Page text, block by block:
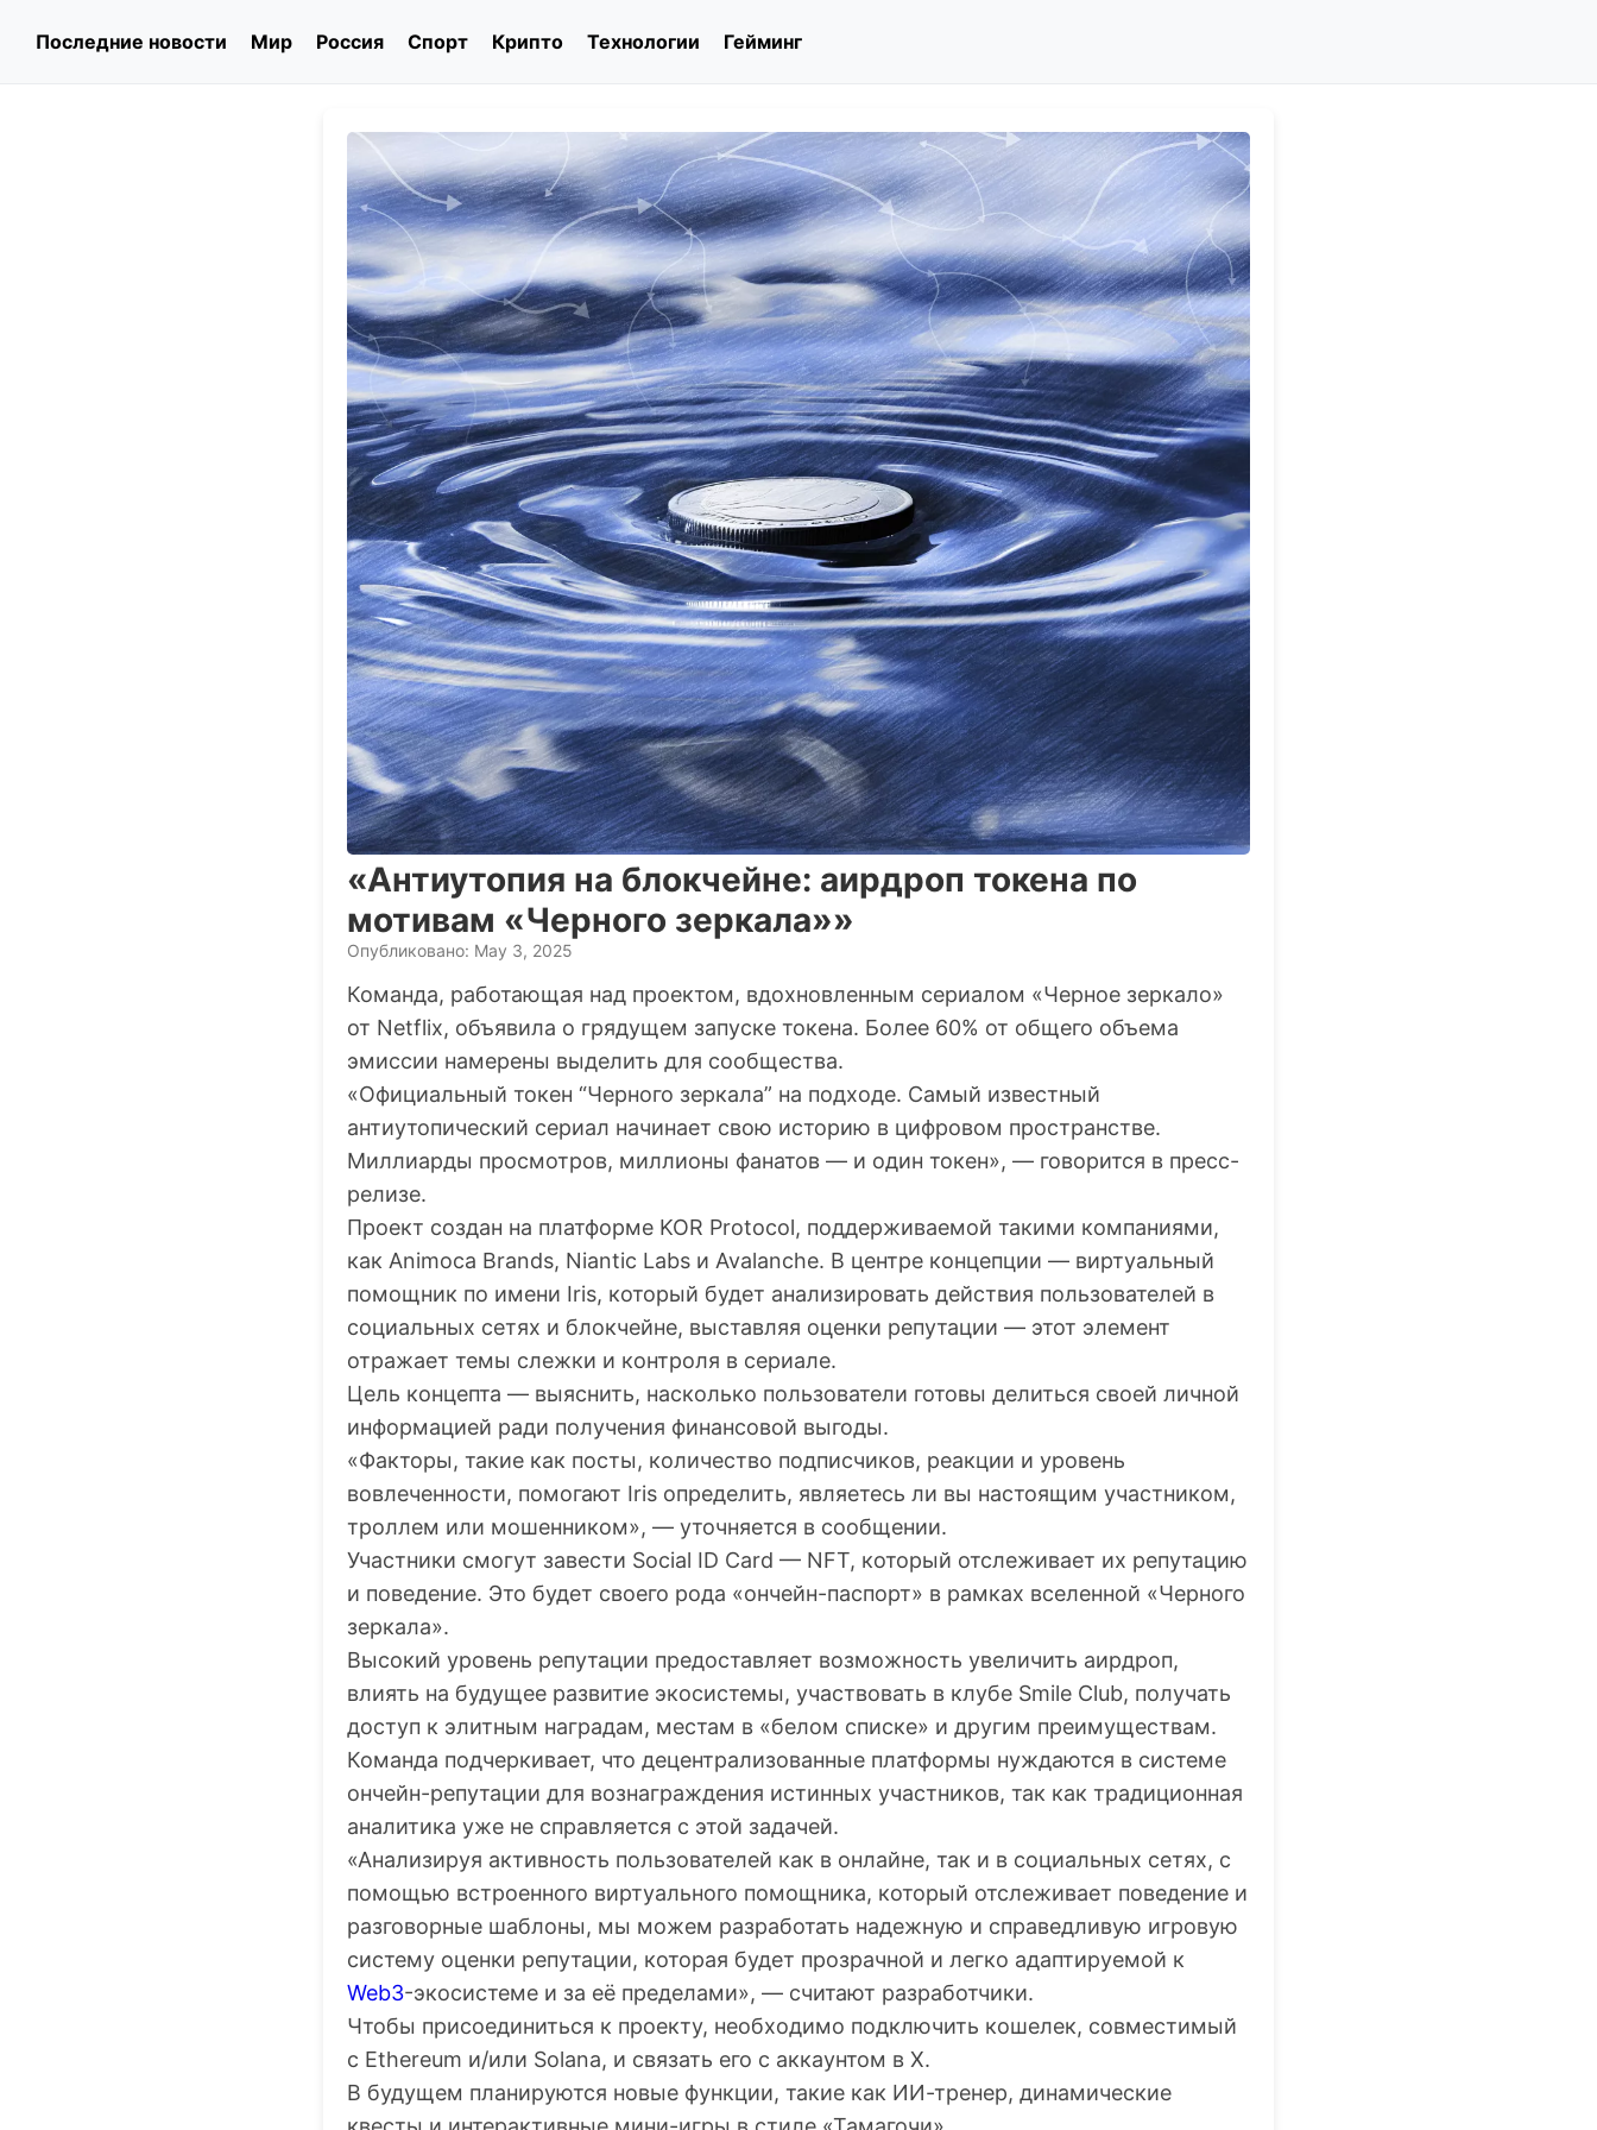
Последние новости Мир Россия Спорт Крипто Технологии Гейминг
«Антиутопия на блокчейне: аирдроп токена по
мотивам «Черного зеркала»»
Опубликовано: May 3, 2025
Команда, работающая над проектом, вдохновленным сериалом «Черное зеркало»
от Netflix, объявила о грядущем запуске токена. Более 60% от общего объема
эмиссии намерены выделить для сообщества.
«Официальный токен “Черного зеркала” на подходе. Самый известный
антиутопический сериал начинает свою историю в цифровом пространстве.
Миллиарды просмотров, миллионы фанатов — и один токен», — говорится в пресс-
релизе.
Проект создан на платформе KOR Protocol, поддерживаемой такими компаниями,
как Animoca Brands, Niantic Labs и Avalanche. В центре концепции — виртуальный
помощник по имени Iris, который будет анализировать действия пользователей в
социальных сетях и блокчейне, выставляя оценки репутации — этот элемент
отражает темы слежки и контроля в сериале.
Цель концепта — выяснить, насколько пользователи готовы делиться своей личной
информацией ради получения финансовой выгоды.
«Факторы, такие как посты, количество подписчиков, реакции и уровень
вовлеченности, помогают Iris определить, являетесь ли вы настоящим участником,
троллем или мошенником», — уточняется в сообщении.
Участники смогут завести Social ID Card — NFT, который отслеживает их репутацию
и поведение. Это будет своего рода «ончейн-паспорт» в рамках вселенной «Черного
зеркала».
Высокий уровень репутации предоставляет возможность увеличить аирдроп,
влиять на будущее развитие экосистемы, участвовать в клубе Smile Club, получать
доступ к элитным наградам, местам в «белом списке» и другим преимуществам.
Команда подчеркивает, что децентрализованные платформы нуждаются в системе
ончейн-репутации для вознаграждения истинных участников, так как традиционная
аналитика уже не справляется с этой задачей.
«Анализируя активность пользователей как в онлайне, так и в социальных сетях, с
помощью встроенного виртуального помощника, который отслеживает поведение и
разговорные шаблоны, мы можем разработать надежную и справедливую игровую
систему оценки репутации, которая будет прозрачной и легко адаптируемой к
Web3-экосистеме и за её пределами», — считают разработчики.
Чтобы присоединиться к проекту, необходимо подключить кошелек, совместимый
с Ethereum и/или Solana, и связать его с аккаунтом в X.
В будущем планируются новые функции, такие как ИИ-тренер, динамические